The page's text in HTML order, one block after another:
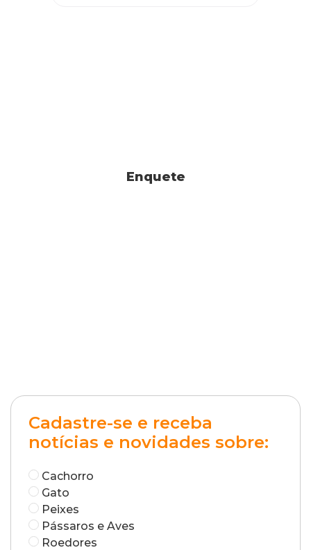
Enquete
Cadastre-se e receba
notícias e novidades sobre:
Cachorro
Gato
Peixes
Pássaros e Aves
Roedores